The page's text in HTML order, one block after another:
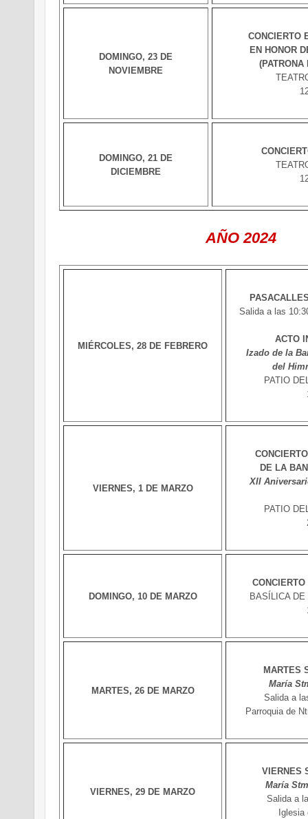
DOMINGO, 23 DE
NOVIEMBRE
CONCIERTO
EN HONOR
(PATRONA
DOMINGO, 21 DE
DICIEMBRE
AÑO 2024
MIÉRCOLES, 28 DE FEBRERO
Salida a las
ACTO
Izado de la
del
PATIO
VIERNES, 1 DE MARZO
DE LA
XII
PATIO
DOMINGO, 10 DE MARZO
BASÍLICA
MARTES, 26 DE MARZO
MARTES
María
Salida a
Parroquia de
VIERNES, 29 DE MARZO
VIERNES
María
Salida a